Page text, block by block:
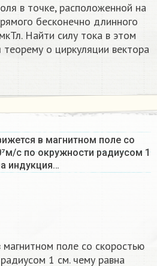
в точке, расположенной на
бесконечно длинного
Найти силу тока в этом
теорему о циркуляции вектора
в магнитном поле со
с по окружности радиусом 1
индукция…
поле со скоростью
1 см. чему равна